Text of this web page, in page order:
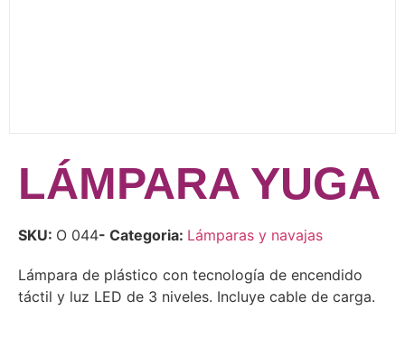
LÁMPARA YUGA
SKU: O 044- Categoria: Lámparas y navajas
Lámpara de plástico con tecnología de encendido
táctil y luz LED de 3 niveles. Incluye cable de carga.